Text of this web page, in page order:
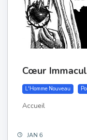
Cœur
L'Homme Nouveau
Accueil
JAN 6